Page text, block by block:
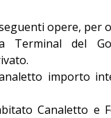
opere, per
Terminal del
importo
Canaletto e